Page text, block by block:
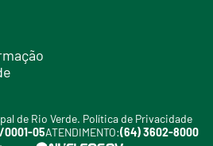
de Rio Verde. Política de Privacidade
0001-05ATENDIMENTO:(64) 3602-8000